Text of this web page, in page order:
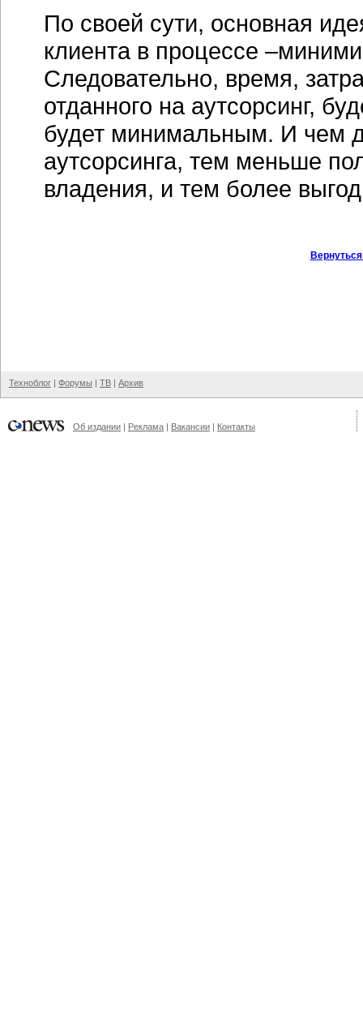
По своей сути, основная
клиента в процессе
Следовательно, время,
отданного на аутсорсинг,
будет минимальным. И чем
аутсорсинга, тем меньше
владения, и тем более
Техноблог | Форумы | ТВ | Архив
Об издании | Реклама | Вакансии | Контакты